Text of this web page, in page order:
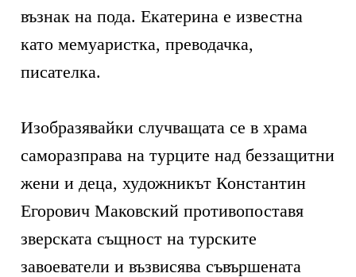
възнак на пода. Екатерина е известна
като мемуаристка, преводачка,
писателка.
Изобразявайки случващата се в храма
саморазправа на турците над беззащитни
жени и деца, художникът Константин
Егорович Маковский противопоставя
зверската същност на турските
завоеватели и възвисява съвършената